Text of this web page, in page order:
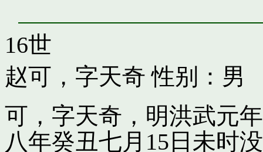
16世
赵可，字天奇 性别：男
可，字天奇，明洪武元
八年癸丑七月15日未时